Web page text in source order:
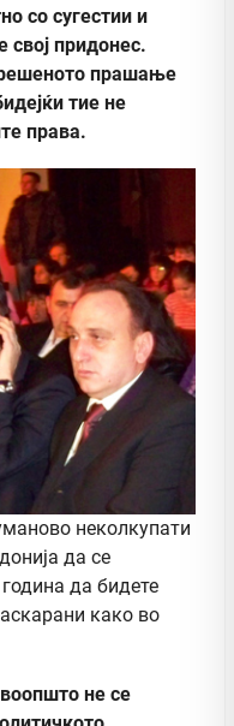
со сугестии и
свој придонес.
прашање
тие не
права.
неколкупати
да се
да бидeте
како во
не се